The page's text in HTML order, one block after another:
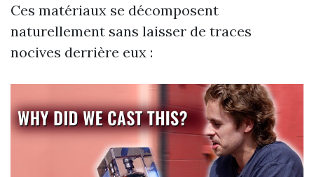
Ces matériaux se décomposent
naturellement sans laisser de traces
nocives derrière eux :